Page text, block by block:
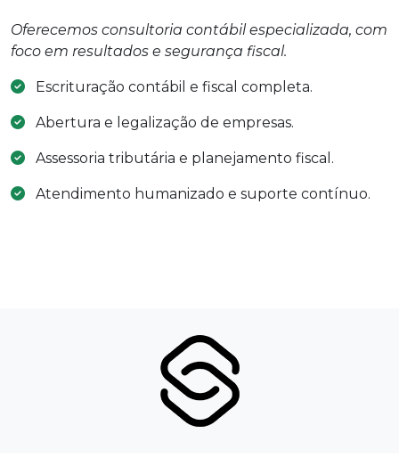
Oferecemos consultoria contábil especializada, com
foco em resultados e segurança fiscal.
Escrituração contábil e fiscal completa.
Abertura e legalização de empresas.
Assessoria tributária e planejamento fiscal.
Atendimento humanizado e suporte contínuo.